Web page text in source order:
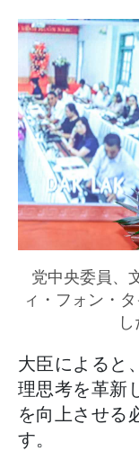
党中央委員、
ィ・フォン・
大臣によると
理思考を革新
を向上させる
す。